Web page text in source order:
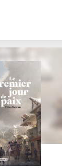
discours politique
est une
saluer.Voici un petit
cent quatre-vingt